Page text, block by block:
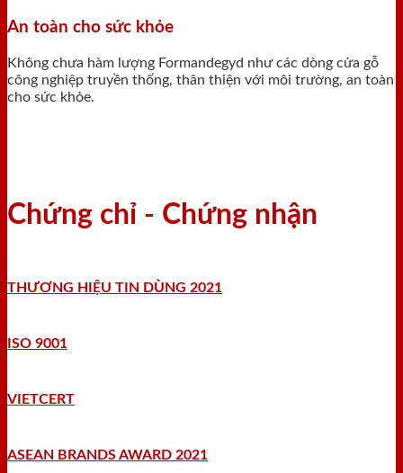
An toàn cho sức khỏe
Không chưa hàm lượng Formandegyd như các dòng cửa gỗ
công nghiệp truyền thống, thân thiện với môi trường, an toàn
cho sức khỏe.
Chứng chỉ - Chứng nhận
THƯƠNG HIỆU TIN DÙNG 2021
ISO 9001
VIETCERT
ASEAN BRANDS AWARD 2021